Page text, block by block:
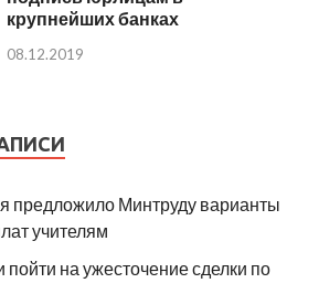
крупнейших банках
08.12.2019
предложило Минтруду варианты
учителям
на ужесточение сделки по